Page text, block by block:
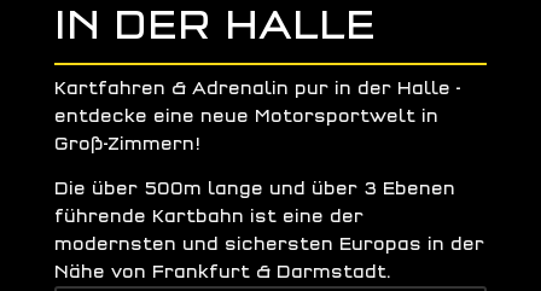
IN DER HALLE
Kartfahren & Adrenalin pur in der Halle -
entdecke eine neue Motorsportwelt in
Groß-Zimmern!
Die über 500m lange und über 3 Ebenen
führende Kartbahn ist eine der
modernsten und sichersten Europas in der
Nähe von Frankfurt & Darmstadt.